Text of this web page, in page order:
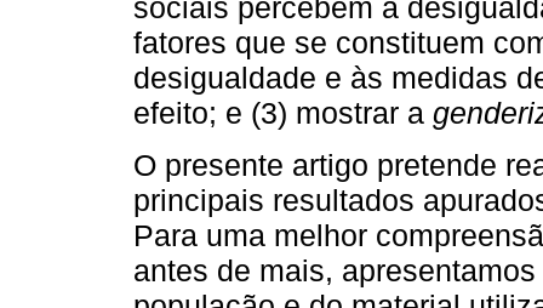
sociais percebem a
fatores que se constituem
desigualdade e às medidas
efeito; e (3) mostrar a
O presente artigo pretende
principais resultados
Para uma melhor
antes de mais,